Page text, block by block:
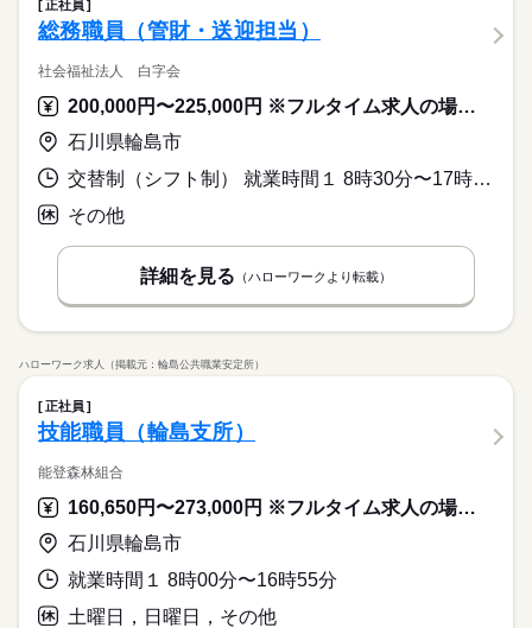
正社員
総務職員（管財・送迎担当）
社会福祉法人 白字会
200,000円〜225,000円 ※フルタイム求人の場合は月額（換算額）、パート求人の場合は時間額を表示しています。
石川県輪島市
交替制（シフト制） 就業時間１ 8時30分〜17時30分 就業時間に関する特記事項 ・交替制（シフト）により休日当番（日直）あり。
その他
詳細を見る （ハローワークより転載）
ハローワーク求人（掲載元：輪島公共職業安定所）
正社員
技能職員（輪島支所）
能登森林組合
160,650円〜273,000円 ※フルタイム求人の場合は月額（換算額）、パート求人の場合は時間額を表示しています。
石川県輪島市
就業時間１ 8時00分〜16時55分
土曜日，日曜日，その他